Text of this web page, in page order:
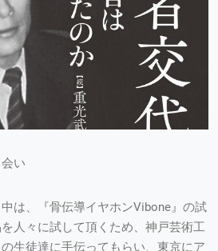
い
は、『骨伝導イヤホンVibone』の試
人々に試して頂くため、神戸芸術工
生徒達に手伝ってもらい、東京にア